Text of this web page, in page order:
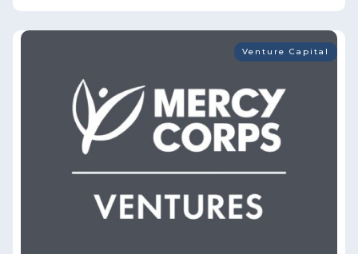
Venture Capital